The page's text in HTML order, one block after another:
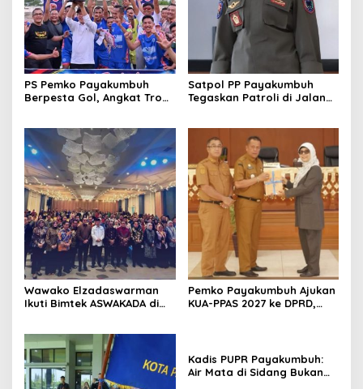
PS Pemko Payakumbuh
Berpesta Gol, Angkat Trofi
Satpol PP Payakumbuh
Tegaskan Patroli di Jalan
Wawako Elzadaswarman
Ikuti Bimtek ASWAKADA di
Sinkronisasi Kebijakan
Pemko Payakumbuh Ajukan
KUA-PPAS 2027 ke DPRD,
Kadis PUPR Payakumbuh:
Air Mata di Sidang Bukan